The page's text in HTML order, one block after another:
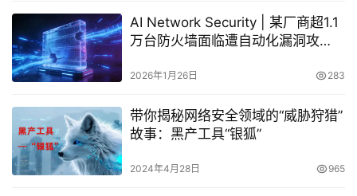
AI Network Security | 某厂商超1.1
万台防火墙面临遭自动化漏洞攻
2026年1月26日 283
带你揭秘网络安全领域的“威胁狩猎”
故事：黑产工具“银狐”
2024年4月28日 965